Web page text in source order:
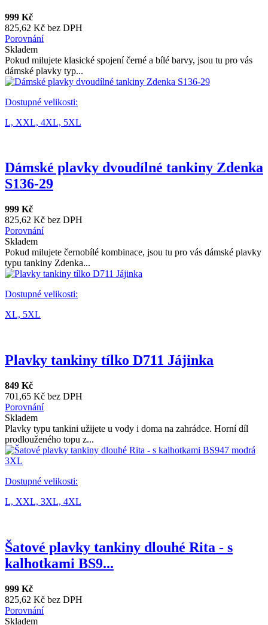
999 Kč
825,62 Kč bez DPH
Porovnání
Skladem
Pokud milujete klasické spojení černé a bílé barvy, jsou tu pro vás
dámské plavky typ...
Dostupné velikosti:
L, XXL, 4XL, 5XL
Dámské plavky dvoudílné tankiny Zdenka
S136-29
999 Kč
825,62 Kč bez DPH
Porovnání
Skladem
Pokud milujete černobílé kombinace, jsou tu pro vás dámské plavky
typu tankiny Zdenka...
Dostupné velikosti:
XL, 5XL
Plavky tankiny tílko D711 Jájinka
849 Kč
701,65 Kč bez DPH
Porovnání
Skladem
Plavky typu tankini užijete u vody i doma na zahrádce. Horní díl
prodlouženého topu z...
Dostupné velikosti:
L, XXL, 3XL, 4XL
Šatové plavky tankiny dlouhé Rita - s
kalhotkami BS9...
999 Kč
825,62 Kč bez DPH
Porovnání
Skladem